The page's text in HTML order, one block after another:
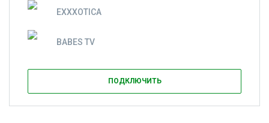
EXXXOTICA
BABES TV
ПОДКЛЮЧИТЬ